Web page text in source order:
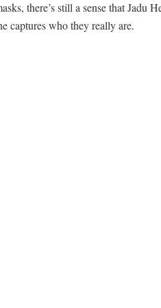
there’s still a sense that Jadu
captures who they really are.